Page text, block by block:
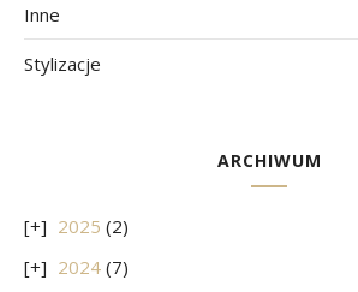
Inne
Stylizacje
ARCHIWUM
2025 (2)
2024 (7)